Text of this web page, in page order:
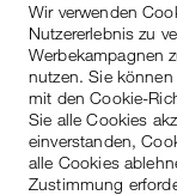
Wir verwenden
Nutzererlebnis zu
Werbekampagnen
nutzen. Sie
mit den Cookie-
Sie alle Cookies
einverstanden,
alle Cookies
Zustimmung